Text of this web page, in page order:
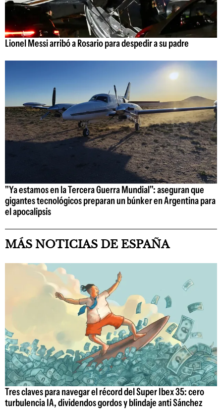
Lionel Messi arribó a Rosario para despedir a su padre
"Ya estamos en la Tercera Guerra Mundial": aseguran que
gigantes tecnológicos preparan un búnker en Argentina para
el apocalipsis
MÁS NOTICIAS DE ESPAÑA
Tres claves para navegar el récord del Super Ibex 35: cero
turbulencia IA, dividendos gordos y blindaje anti Sánchez